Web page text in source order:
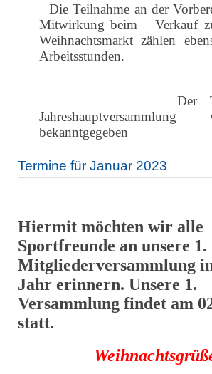
Die Teilnahme an der
Mitwirkung beimVerkauf
Weihnachtsmarkt zählen
Der
bekanntgegeben
Termine für Januar 2023
Hiermit möchten wir alle
Sportfreunde an unsere 1.
Mitgliederversammlung
Jahr erinnern. Unsere 1.
Versammlung findet am
statt.